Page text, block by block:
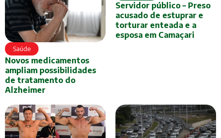
Saúde
Novos medicamentos
ampliam possibilidades
de tratamento do
Alzheimer
Servidor público – Preso
acusado de estuprar e
torturar enteada e a
esposa em Camaçari